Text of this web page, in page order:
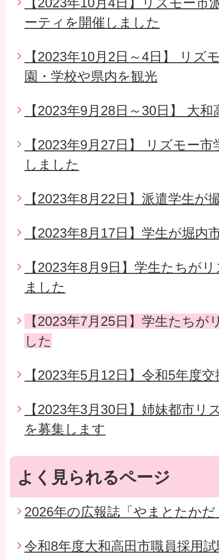
ーティを開催しました
【2023年10月2日～4日】 リズ
園・学校や県内を観光
【2023年9月28日～30日】 大
【2023年9月27日】 リズモー
しました
【2023年8月22日】派遣学生が
【2023年8月17日】学生が堀内
【2023年8月9日】学生たちが
ました
【2023年7月25日】学生たち
した
【2023年5月12日】令和5年度
【2023年3月30日】姉妹都市リ
を募集します
よく見られるページ
2026年の広報誌「やまとたかだ
令和8年度大和高田市職員採用